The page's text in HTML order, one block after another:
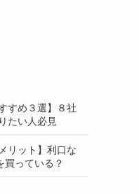
すめ３選】８社
たい人必見
リット】利口な
買っている？